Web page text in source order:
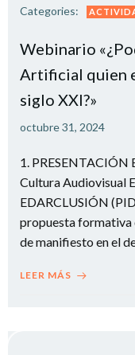
Categories:
Webinario
Artificial quien
siglo XXI?»
octubre 31, 2024
1. PRESENTACIÓN
Cultura Audiovisual
EDARCLUSIÓN
propuesta formativa
de manifiesto en el
LEER MÁS